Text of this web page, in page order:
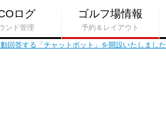
ログ
ンド管理
ゴルフ場情報
予約＆レイアウト
回答する「チャットボット」を開設いたしました